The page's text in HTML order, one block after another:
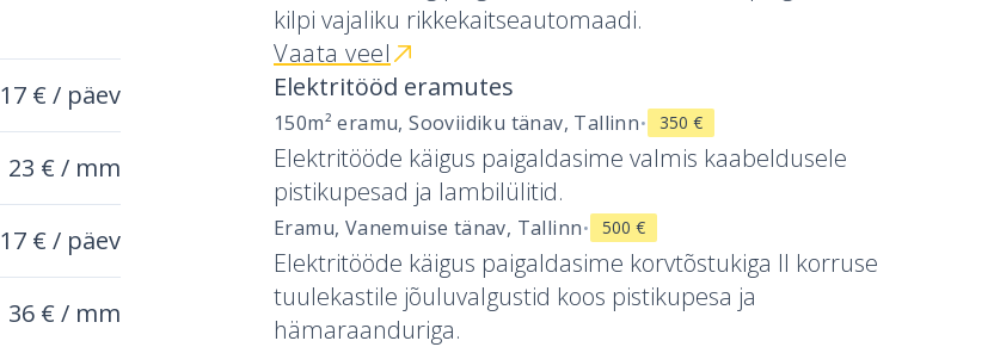
17 € / päev
23 € / mm
17 € / päev
36 € / mm
kilpi vajaliku rikkekaitseautomaadi.
Vaata veel
Elektritööd eramutes
150m² eramu, Sooviidiku tänav, Tallinn· 350 €
Elektritööde käigus paigaldasime valmis kaabeldusele
pistikupesad ja lambilülitid.
Eramu, Vanemuise tänav, Tallinn· 500 €
Elektritööde käigus paigaldasime korvtõstukiga II korruse
tuulekastile jõuluvalgustid koos pistikupesa ja
hämaraanduriga.